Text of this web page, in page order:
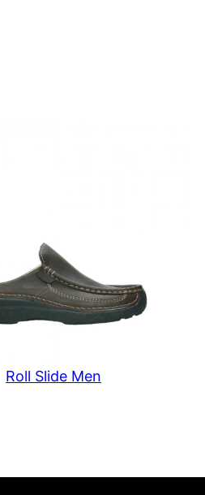
Roll Slide Men